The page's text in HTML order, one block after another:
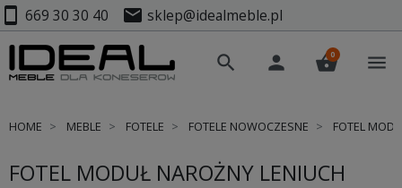
smartphone 669 30 30 40 mail sklep@idealmeble.pl
search person shopping_basket
0 menu
HOME MEBLE FOTELE FOTELE NOWOCZESNE FOTEL
FOTEL MODUŁ NAROŻNY LENIUCH